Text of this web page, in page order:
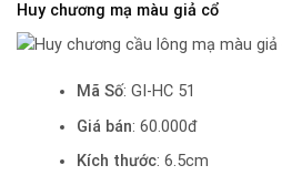
Huy chương mạ màu giả cổ
Mã Số: GI-HC 51
Giá bán: 60.000đ
Kích thước: 6.5cm